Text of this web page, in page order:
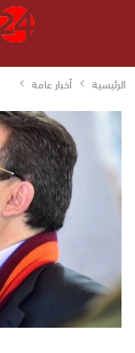
الرئيسية أخبار عامة